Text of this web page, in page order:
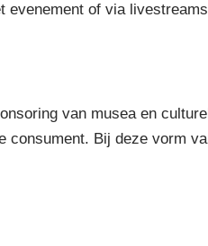
evenement of via
van musea en
consument. Bij deze vorm